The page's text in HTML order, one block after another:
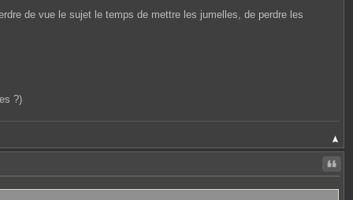
de vue le sujet le temps de mettre les jumelles, de perdre les
?)
Citer